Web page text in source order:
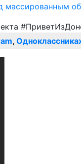
массированным
,